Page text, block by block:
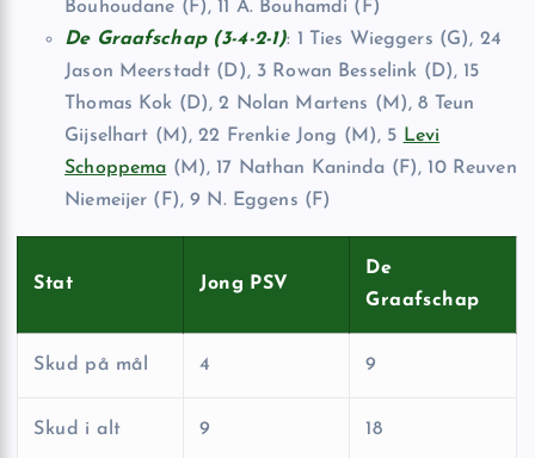
Bouhoudane (F), 11 A. Bouhamdi (F)
De Graafschap (3-4-2-1): 1 Ties Wieggers (G), 24
Jason Meerstadt (D), 3 Rowan Besselink (D), 15
Thomas Kok (D), 2 Nolan Martens (M), 8 Teun
Gijselhart (M), 22 Frenkie Jong (M), 5 Levi
Schoppema (M), 17 Nathan Kaninda (F), 10 Reuven
Niemeijer (F), 9 N. Eggens (F)
Stat Jong PSV
De
Graafschap
Skud på mål 4 9
Skud i alt 9 18